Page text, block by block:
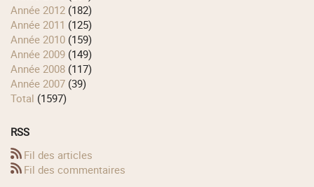
année 2012 (182)
année 2011 (125)
année 2010 (159)
année 2009 (149)
année 2008 (117)
année 2007 (39)
total (1597)
RSS
Fil des articles
Fil des commentaires